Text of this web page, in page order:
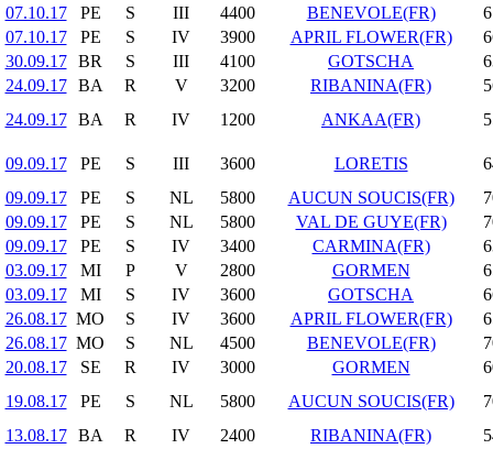
07.10.17
PE S III 4400 BENEVOLE(FR)
07.10.17
PE S IV 3900 APRIL FLOWER(FR)
30.09.17
BR S III 4100 GOTSCHA
24.09.17
BA R V 3200 RIBANINA(FR)
24.09.17
BA R IV 1200 ANKAA(FR)
09.09.17 PE S III 3600 LORETIS
09.09.17
PE S NL 5800 AUCUN SOUCIS(FR)
09.09.17
PE S NL 5800 VAL DE GUYE(FR)
09.09.17
PE S IV 3400 CARMINA(FR)
03.09.17
MI P V 2800 GORMEN
03.09.17
MI S IV 3600 GOTSCHA
26.08.17 MO S IV 3600 APRIL FLOWER(FR)
26.08.17 MO S NL 4500 BENEVOLE(FR)
20.08.17
SE R IV 3000 GORMEN
19.08.17
PE S NL 5800 AUCUN SOUCIS(FR)
13.08.17
BA R IV 2400 RIBANINA(FR)